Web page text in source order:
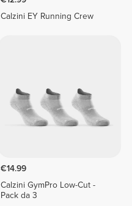
Calzini EY Running Crew
€14.99
Calzini GymPro Low-Cut -
Pack da 3